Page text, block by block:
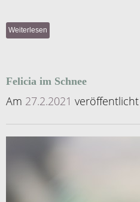
Weiterlesen
Felicia im Schnee
Am 27.2.2021 veröffentlicht